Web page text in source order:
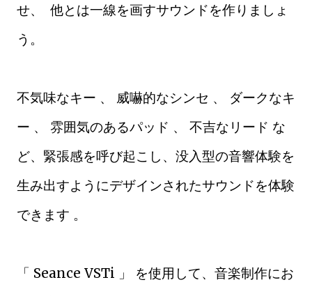
せ、 他とは一線を画すサウンドを作りましょ
う。
不気味なキー 、 威嚇的なシンセ 、 ダークなキ
ー 、 雰囲気のあるパッド 、 不吉なリード な
ど、緊張感を呼び起こし、没入型の音響体験を
生み出すようにデザインされたサウンドを体験
できます 。
「 Seance VSTi 」 を使用して、音楽制作にお